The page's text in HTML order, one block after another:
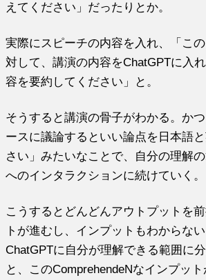
えてください」だったりとか。
実際にスピーチの内容を入れ、「こ
対して、講演の内容をChatGPTに入
容を要約してください」と。
そうすると講演の骨子がわかる。か
ースに議論するといい論点を日本語
さい」みたいなことで、自分の理解
へのインタラクションに続けていく。
こうするとどんどんアウトプットを
トが進むし、インプットもわからな
ChatGPTに自分が理解できる範囲に
と、このComprehendeNなインプッ